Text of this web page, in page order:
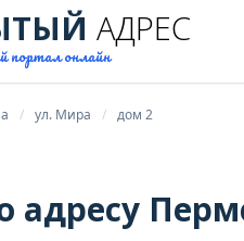
АДРЕС
портал онлайн
ул. Мира дом 2
адресу